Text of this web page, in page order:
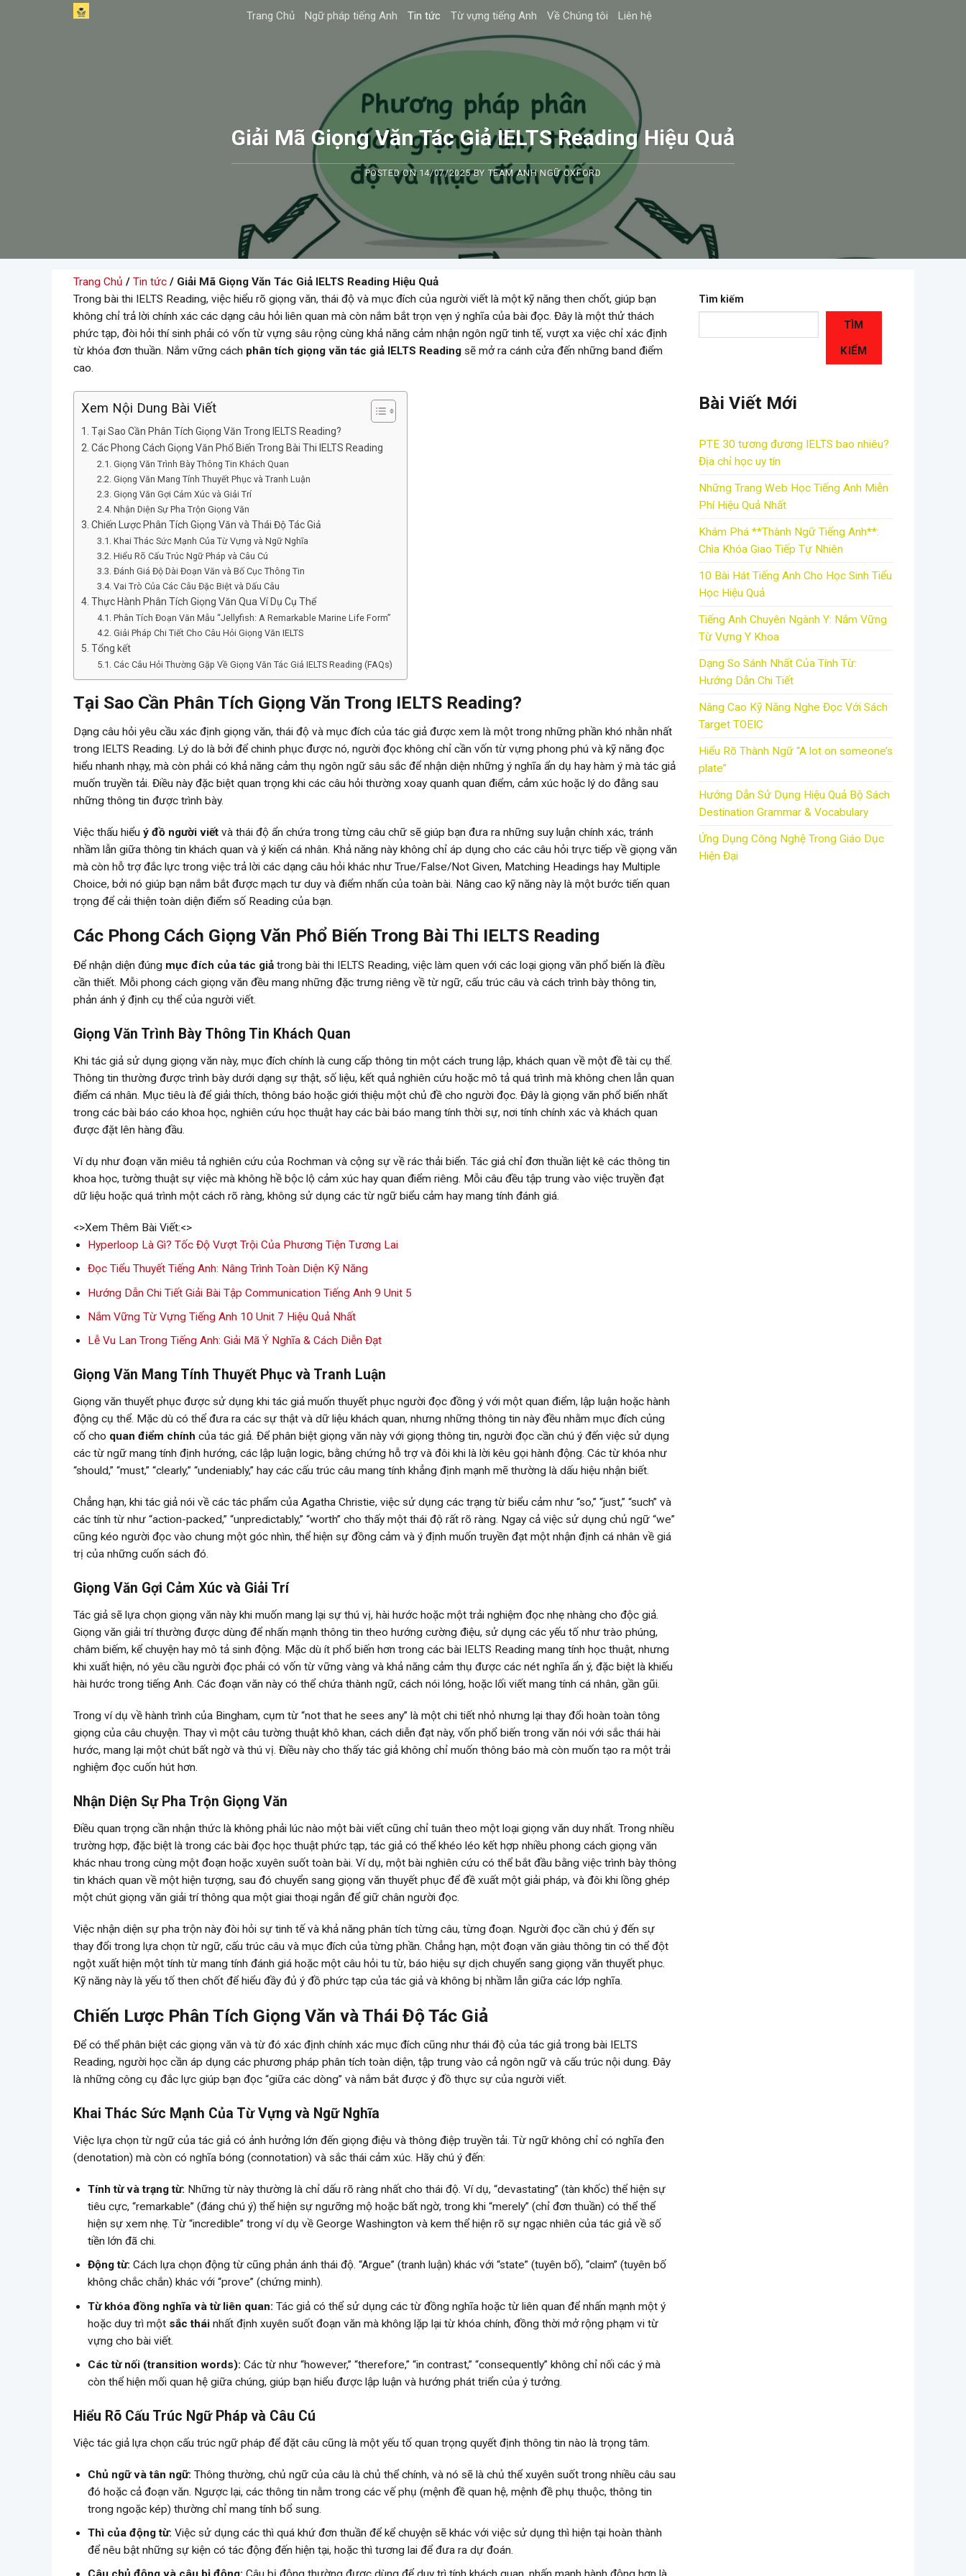
Trang Chủ Ngữ pháp tiếng Anh Tin tức Từ vựng tiếng Anh Về Chúng tôi Liên hệ
Giải Mã Giọng Văn Tác Giả IELTS Reading Hiệu Quả
POSTED ON 14/07/2025BY TEAM ANH NGỮ OXFORD
Trang Chủ / Tin tức / Giải Mã Giọng Văn Tác Giả IELTS Reading Hiệu Quả
Trong bài thi IELTS Reading, việc hiểu rõ giọng văn, thái độ và mục đích của người viết là một kỹ năng then chốt, giúp bạn
không chỉ trả lời chính xác các dạng câu hỏi liên quan mà còn nắm bắt trọn vẹn ý nghĩa của bài đọc. Đây là một thử thách
phức tạp, đòi hỏi thí sinh phải có vốn từ vựng sâu rộng cùng khả năng cảm nhận ngôn ngữ tinh tế, vượt xa việc chỉ xác định
từ khóa đơn thuần. Nắm vững cách phân tích giọng văn tác giả IELTS Reading sẽ mở ra cánh cửa đến những band điểm
cao.
Xem Nội Dung Bài Viết
Tại Sao Cần Phân Tích Giọng Văn Trong IELTS Reading?
Các Phong Cách Giọng Văn Phổ Biến Trong Bài Thi IELTS Reading
Giọng Văn Trình Bày Thông Tin Khách Quan
Giọng Văn Mang Tính Thuyết Phục và Tranh Luận
Giọng Văn Gợi Cảm Xúc và Giải Trí
Nhận Diện Sự Pha Trộn Giọng Văn
Chiến Lược Phân Tích Giọng Văn và Thái Độ Tác Giả
Khai Thác Sức Mạnh Của Từ Vựng và Ngữ Nghĩa
Hiểu Rõ Cấu Trúc Ngữ Pháp và Câu Cú
Đánh Giá Độ Dài Đoạn Văn và Bố Cục Thông Tin
Vai Trò Của Các Câu Đặc Biệt và Dấu Câu
Thực Hành Phân Tích Giọng Văn Qua Ví Dụ Cụ Thể
Phân Tích Đoạn Văn Mẫu “Jellyfish: A Remarkable Marine Life Form”
Giải Pháp Chi Tiết Cho Câu Hỏi Giọng Văn IELTS
Tổng kết
Các Câu Hỏi Thường Gặp Về Giọng Văn Tác Giả IELTS Reading (FAQs)
Tại Sao Cần Phân Tích Giọng Văn Trong IELTS Reading?
Dạng câu hỏi yêu cầu xác định giọng văn, thái độ và mục đích của tác giả được xem là một trong những phần khó nhằn nhất
trong IELTS Reading. Lý do là bởi để chinh phục được nó, người đọc không chỉ cần vốn từ vựng phong phú và kỹ năng đọc
hiểu nhanh nhạy, mà còn phải có khả năng cảm thụ ngôn ngữ sâu sắc để nhận diện những ý nghĩa ẩn dụ hay hàm ý mà tác giả
muốn truyền tải. Điều này đặc biệt quan trọng khi các câu hỏi thường xoay quanh quan điểm, cảm xúc hoặc lý do đằng sau
những thông tin được trình bày.
Việc thấu hiểu ý đồ người viết và thái độ ẩn chứa trong từng câu chữ sẽ giúp bạn đưa ra những suy luận chính xác, tránh
nhầm lẫn giữa thông tin khách quan và ý kiến cá nhân. Khả năng này không chỉ áp dụng cho các câu hỏi trực tiếp về giọng văn
mà còn hỗ trợ đắc lực trong việc trả lời các dạng câu hỏi khác như True/False/Not Given, Matching Headings hay Multiple
Choice, bởi nó giúp bạn nắm bắt được mạch tư duy và điểm nhấn của toàn bài. Nâng cao kỹ năng này là một bước tiến quan
trọng để cải thiện toàn diện điểm số Reading của bạn.
Các Phong Cách Giọng Văn Phổ Biến Trong Bài Thi IELTS Reading
Để nhận diện đúng mục đích của tác giả trong bài thi IELTS Reading, việc làm quen với các loại giọng văn phổ biến là điều
cần thiết. Mỗi phong cách giọng văn đều mang những đặc trưng riêng về từ ngữ, cấu trúc câu và cách trình bày thông tin,
phản ánh ý định cụ thể của người viết.
Giọng Văn Trình Bày Thông Tin Khách Quan
Khi tác giả sử dụng giọng văn này, mục đích chính là cung cấp thông tin một cách trung lập, khách quan về một đề tài cụ thể.
Thông tin thường được trình bày dưới dạng sự thật, số liệu, kết quả nghiên cứu hoặc mô tả quá trình mà không chen lẫn quan
điểm cá nhân. Mục tiêu là để giải thích, thông báo hoặc giới thiệu một chủ đề cho người đọc. Đây là giọng văn phổ biến nhất
trong các bài báo cáo khoa học, nghiên cứu học thuật hay các bài báo mang tính thời sự, nơi tính chính xác và khách quan
được đặt lên hàng đầu.
Ví dụ như đoạn văn miêu tả nghiên cứu của Rochman và cộng sự về rác thải biển. Tác giả chỉ đơn thuần liệt kê các thông tin
khoa học, tường thuật sự việc mà không hề bộc lộ cảm xúc hay quan điểm riêng. Mỗi câu đều tập trung vào việc truyền đạt
dữ liệu hoặc quá trình một cách rõ ràng, không sử dụng các từ ngữ biểu cảm hay mang tính đánh giá.
<>Xem Thêm Bài Viết:<>
Hyperloop Là Gì? Tốc Độ Vượt Trội Của Phương Tiện Tương Lai
Đọc Tiểu Thuyết Tiếng Anh: Nâng Trình Toàn Diện Kỹ Năng
Hướng Dẫn Chi Tiết Giải Bài Tập Communication Tiếng Anh 9 Unit 5
Nắm Vững Từ Vựng Tiếng Anh 10 Unit 7 Hiệu Quả Nhất
Lễ Vu Lan Trong Tiếng Anh: Giải Mã Ý Nghĩa & Cách Diễn Đạt
Giọng Văn Mang Tính Thuyết Phục và Tranh Luận
Giọng văn thuyết phục được sử dụng khi tác giả muốn thuyết phục người đọc đồng ý với một quan điểm, lập luận hoặc hành
động cụ thể. Mặc dù có thể đưa ra các sự thật và dữ liệu khách quan, nhưng những thông tin này đều nhằm mục đích củng
cố cho quan điểm chính của tác giả. Để phân biệt giọng văn này với giọng thông tin, người đọc cần chú ý đến việc sử dụng
các từ ngữ mang tính định hướng, các lập luận logic, bằng chứng hỗ trợ và đôi khi là lời kêu gọi hành động. Các từ khóa như
“should,” “must,” “clearly,” “undeniably,” hay các cấu trúc câu mang tính khẳng định mạnh mẽ thường là dấu hiệu nhận biết.
Chẳng hạn, khi tác giả nói về các tác phẩm của Agatha Christie, việc sử dụng các trạng từ biểu cảm như “so,” “just,” “such” và
các tính từ như “action-packed,” “unpredictably,” “worth” cho thấy một thái độ rất rõ ràng. Ngay cả việc sử dụng chủ ngữ “we”
cũng kéo người đọc vào chung một góc nhìn, thể hiện sự đồng cảm và ý định muốn truyền đạt một nhận định cá nhân về giá
trị của những cuốn sách đó.
Giọng Văn Gợi Cảm Xúc và Giải Trí
Tác giả sẽ lựa chọn giọng văn này khi muốn mang lại sự thú vị, hài hước hoặc một trải nghiệm đọc nhẹ nhàng cho độc giả.
Giọng văn giải trí thường được dùng để nhấn mạnh thông tin theo hướng cường điệu, sử dụng các yếu tố như trào phúng,
châm biếm, kể chuyện hay mô tả sinh động. Mặc dù ít phổ biến hơn trong các bài IELTS Reading mang tính học thuật, nhưng
khi xuất hiện, nó yêu cầu người đọc phải có vốn từ vững vàng và khả năng cảm thụ được các nét nghĩa ẩn ý, đặc biệt là khiếu
hài hước trong tiếng Anh. Các đoạn văn này có thể chứa thành ngữ, cách nói lóng, hoặc lối viết mang tính cá nhân, gần gũi.
Trong ví dụ về hành trình của Bingham, cụm từ “not that he sees any” là một chi tiết nhỏ nhưng lại thay đổi hoàn toàn tông
giọng của câu chuyện. Thay vì một câu tường thuật khô khan, cách diễn đạt này, vốn phổ biến trong văn nói với sắc thái hài
hước, mang lại một chút bất ngờ và thú vị. Điều này cho thấy tác giả không chỉ muốn thông báo mà còn muốn tạo ra một trải
nghiệm đọc cuốn hút hơn.
Nhận Diện Sự Pha Trộn Giọng Văn
Điều quan trọng cần nhận thức là không phải lúc nào một bài viết cũng chỉ tuân theo một loại giọng văn duy nhất. Trong nhiều
trường hợp, đặc biệt là trong các bài đọc học thuật phức tạp, tác giả có thể khéo léo kết hợp nhiều phong cách giọng văn
khác nhau trong cùng một đoạn hoặc xuyên suốt toàn bài. Ví dụ, một bài nghiên cứu có thể bắt đầu bằng việc trình bày thông
tin khách quan về một hiện tượng, sau đó chuyển sang giọng văn thuyết phục để đề xuất một giải pháp, và đôi khi lồng ghép
một chút giọng văn giải trí thông qua một giai thoại ngắn để giữ chân người đọc.
Việc nhận diện sự pha trộn này đòi hỏi sự tinh tế và khả năng phân tích từng câu, từng đoạn. Người đọc cần chú ý đến sự
thay đổi trong lựa chọn từ ngữ, cấu trúc câu và mục đích của từng phần. Chẳng hạn, một đoạn văn giàu thông tin có thể đột
ngột xuất hiện một tính từ mang tính đánh giá hoặc một câu hỏi tu từ, báo hiệu sự dịch chuyển sang giọng văn thuyết phục.
Kỹ năng này là yếu tố then chốt để hiểu đầy đủ ý đồ phức tạp của tác giả và không bị nhầm lẫn giữa các lớp nghĩa.
Chiến Lược Phân Tích Giọng Văn và Thái Độ Tác Giả
Để có thể phân biệt các giọng văn và từ đó xác định chính xác mục đích cũng như thái độ của tác giả trong bài IELTS
Reading, người học cần áp dụng các phương pháp phân tích toàn diện, tập trung vào cả ngôn ngữ và cấu trúc nội dung. Đây
là những công cụ đắc lực giúp bạn đọc “giữa các dòng” và nắm bắt được ý đồ thực sự của người viết.
Khai Thác Sức Mạnh Của Từ Vựng và Ngữ Nghĩa
Việc lựa chọn từ ngữ của tác giả có ảnh hưởng lớn đến giọng điệu và thông điệp truyền tải. Từ ngữ không chỉ có nghĩa đen
(denotation) mà còn có nghĩa bóng (connotation) và sắc thái cảm xúc. Hãy chú ý đến:
Tính từ và trạng từ: Những từ này thường là chỉ dấu rõ ràng nhất cho thái độ. Ví dụ, “devastating” (tàn khốc) thể hiện sự
tiêu cực, “remarkable” (đáng chú ý) thể hiện sự ngưỡng mộ hoặc bất ngờ, trong khi “merely” (chỉ đơn thuần) có thể thể
hiện sự xem nhẹ. Từ “incredible” trong ví dụ về George Washington và kem thể hiện rõ sự ngạc nhiên của tác giả về số
tiền lớn đã chi.
Động từ: Cách lựa chọn động từ cũng phản ánh thái độ. “Argue” (tranh luận) khác với “state” (tuyên bố), “claim” (tuyên bố
không chắc chắn) khác với “prove” (chứng minh).
Từ khóa đồng nghĩa và từ liên quan: Tác giả có thể sử dụng các từ đồng nghĩa hoặc từ liên quan để nhấn mạnh một ý
hoặc duy trì một sắc thái nhất định xuyên suốt đoạn văn mà không lặp lại từ khóa chính, đồng thời mở rộng phạm vi từ
vựng cho bài viết.
Các từ nối (transition words): Các từ như “however,” “therefore,” “in contrast,” “consequently” không chỉ nối các ý mà
còn thể hiện mối quan hệ giữa chúng, giúp bạn hiểu được lập luận và hướng phát triển của ý tưởng.
Hiểu Rõ Cấu Trúc Ngữ Pháp và Câu Cú
Việc tác giả lựa chọn cấu trúc ngữ pháp để đặt câu cũng là một yếu tố quan trọng quyết định thông tin nào là trọng tâm.
Chủ ngữ và tân ngữ: Thông thường, chủ ngữ của câu là chủ thể chính, và nó sẽ là chủ thể xuyên suốt trong nhiều câu sau
đó hoặc cả đoạn văn. Ngược lại, các thông tin nằm trong các vế phụ (mệnh đề quan hệ, mệnh đề phụ thuộc, thông tin
trong ngoặc kép) thường chỉ mang tính bổ sung.
Thì của động từ: Việc sử dụng các thì quá khứ đơn thuần để kể chuyện sẽ khác với việc sử dụng thì hiện tại hoàn thành
để nêu bật những sự kiện có tác động đến hiện tại, hoặc thì tương lai để đưa ra dự đoán.
Tìm kiếm
TÌM
KIẾM
Bài Viết Mới
PTE 30 tương đương IELTS bao nhiêu?
Địa chỉ học uy tín
Những Trang Web Học Tiếng Anh Miễn
Phí Hiệu Quả Nhất
Khám Phá **Thành Ngữ Tiếng Anh**:
Chìa Khóa Giao Tiếp Tự Nhiên
10 Bài Hát Tiếng Anh Cho Học Sinh Tiểu
Học Hiệu Quả
Tiếng Anh Chuyên Ngành Y: Nắm Vững
Từ Vựng Y Khoa
Dạng So Sánh Nhất Của Tính Từ:
Hướng Dẫn Chi Tiết
Nâng Cao Kỹ Năng Nghe Đọc Với Sách
Target TOEIC
Hiểu Rõ Thành Ngữ “A lot on someone’s
plate”
Hướng Dẫn Sử Dụng Hiệu Quả Bộ Sách
Destination Grammar & Vocabulary
Ứng Dụng Công Nghệ Trong Giáo Dục
Hiện Đại